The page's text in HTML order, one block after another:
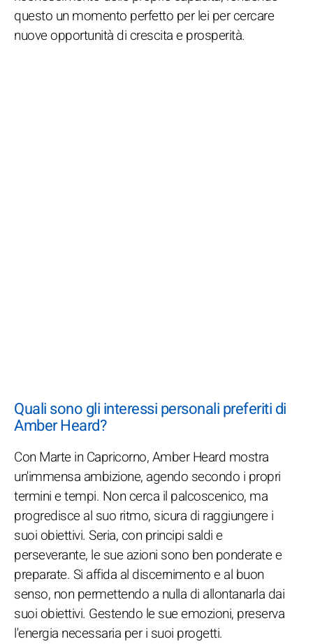
questo un momento perfetto per lei per cercare
nuove opportunità di crescita e prosperità.
Quali sono gli interessi personali preferiti di
Amber Heard?
Con Marte in Capricorno, Amber Heard mostra
un'immensa ambizione, agendo secondo i propri
termini e tempi. Non cerca il palcoscenico, ma
progredisce al suo ritmo, sicura di raggiungere i
suoi obiettivi. Seria, con principi saldi e
perseverante, le sue azioni sono ben ponderate e
preparate. Si affida al discernimento e al buon
senso, non permettendo a nulla di allontanarla dai
suoi obiettivi. Gestendo le sue emozioni, preserva
l'energia necessaria per i suoi progetti.